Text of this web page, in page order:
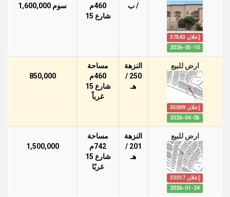
إعلان 37543
2026-05-10
/ ب
460م
شارع 15
سوم 1,600,000
ارض للبيع
إعلان 35009
2026-04-05
النزهة
250 /
هـ
مساحة
460م
شارع 15
غرباً
850,000
ارض للبيع
إعلان 33017
2026-01-24
النزهة
201 /
هـ
مساحة
742م
شارع 15
غربًا
1,500,000